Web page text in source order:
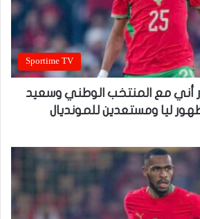
Sportime TV
أني مع المنتخب الوطني وسعيد
ليا ومستعدين للمونديال